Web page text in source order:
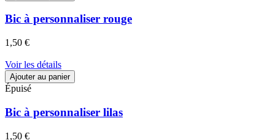
Bic à personnaliser rouge
1,50 €
Voir les détails
Ajouter au panier
Épuisé
Bic à personnaliser lilas
1,50 €